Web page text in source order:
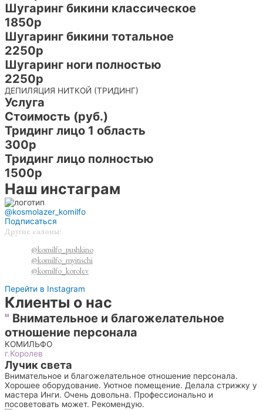
Шугаринг бикини классическое
1850р
Шугаринг бикини тотальное
2250р
Шугаринг ноги полностью
2250р
ДЕПИЛЯЦИЯ НИТКОЙ (ТРИДИНГ)
Услуга
Стоимость (руб.)
Тридинг лицо 1 область
300р
Тридинг лицо полностью
1500р
Наш инстаграм
@kosmolazer_komilfo
Подписаться
Другие салоны:
@komilfo_pushkino
@komilfo_myitischi
@komilfo_korolev
Перейти в Instagram
Клиенты о нас
" Внимательное и благожелательное
отношение персонала
КОМИЛЬФО
г.Королев
Лучик света
Внимательное и благожелательное отношение персонала.
Хорошее оборудование. Уютное помещение. Делала стрижку у
мастера Инги. Очень довольна. Профессионально и
посоветовать может. Рекомендую.